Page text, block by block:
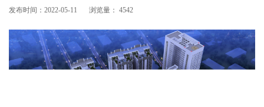
发布时间：2022-05-11 浏览量： 4542